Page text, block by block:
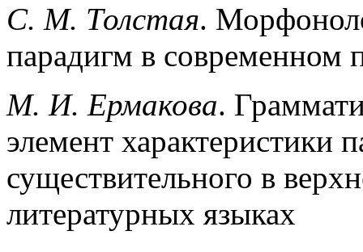
С. М. Толстая.
парадигм в современном
М. И. Ермакова.
элемент характеристики
существительного в
литературных языках